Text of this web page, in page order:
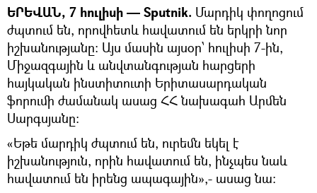
ԵՐԵՎԱՆ, 7 հուլիսի — Sputnik. Մարդիկ փողոցում
ժպտում են, որովհետև հավատում են երկրի նոր
իշխանությանը։ Այս մասին այսօր՝ հուլիսի 7-ին,
Միջազգային և անվտանգության հարցերի
հայկական ինստիտուտի Երիտասարդական
ֆորումի ժամանակ ասաց ՀՀ նախագահ Արմեն
Սարգսյանը:
«Եթե մարդիկ ժպտում են, ուրեմն եկել է
իշխանություն, որին հավատում են, ինչպես նաև
հավատում են իրենց ապագային»,- ասաց նա: